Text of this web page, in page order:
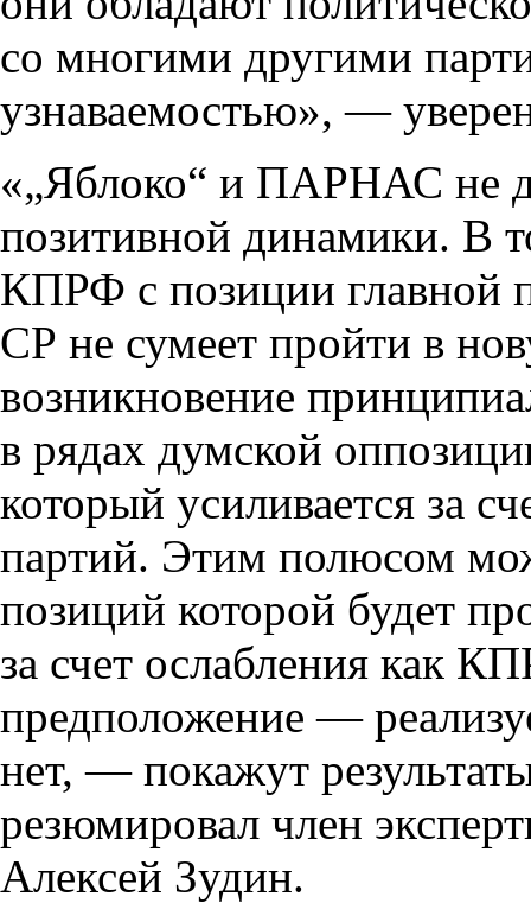
со многими другими
узнаваемостью», —
«„Яблоко“ и ПАРНАС не
позитивной динамики. В
КПРФ с позиции главной
СР не сумеет пройти в
возникновение
в рядах думской
который усиливается за
партий. Этим полюсом
позиций которой будет
за счет ослабления как
предположение —
нет, — покажут
резюмировал член
Алексей Зудин.